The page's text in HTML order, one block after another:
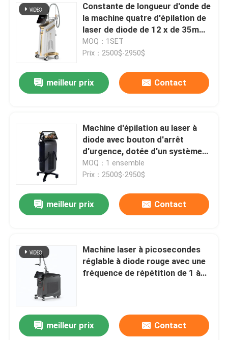
Constante de longueur d'onde de
la machine quatre d'épilation de
laser de diode de 12 x de 35mm
pour 808nm à la maison
MOQ：1SET
Prix：2500$-2950$
meilleur prix Contact
Machine d'épilation au laser à
diode avec bouton d'arrêt
d'urgence, dotée d'un système
de refroidissement à eau et à air
par semi-conducteur assurant
MOQ：1 ensemble
Prix：2500$-2950$
meilleur prix Contact
Machine laser à picosecondes
réglable à diode rouge avec une
fréquence de répétition de 1 à
meilleur prix Contact